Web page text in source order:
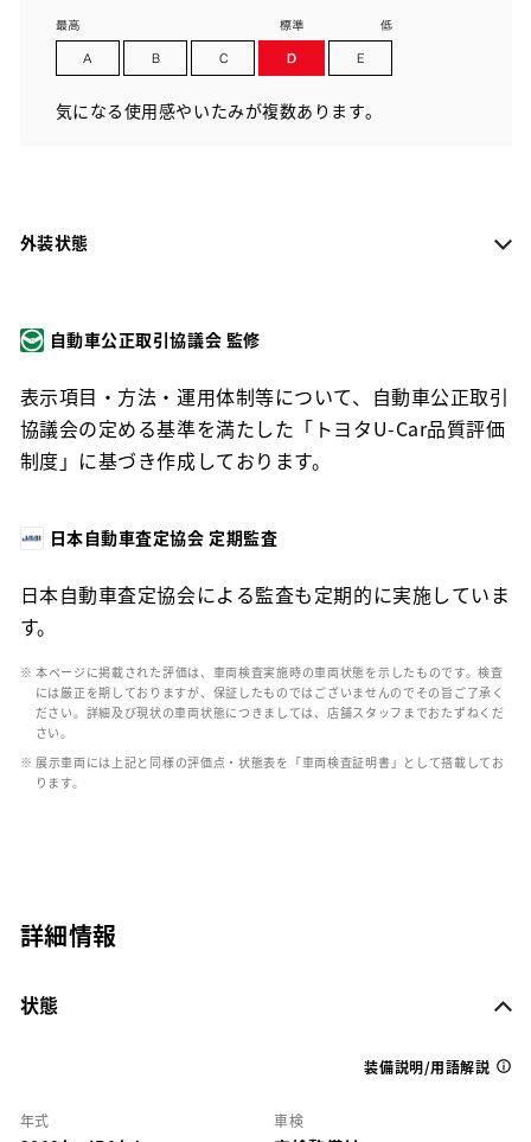
気になる使用感やいたみが複数あります。
外装状態
自動車公正取引協議会 監修
表示項目・方法・運用体制等について、自動車公正取引
協議会の定める基準を満たした「トヨタU-Car品質評価
制度」に基づき作成しております。
日本自動車査定協会 定期監査
日本自動車査定協会による監査も定期的に実施していま
す。
※ 本ページに掲載された評価は、車両検査実施時の車両状態を示したものです。検査
には厳正を期しておりますが、保証したものではございませんのでその旨ご了承く
ださい。詳細及び現状の車両状態につきましては、店舗スタッフまでおたずねくだ
さい。
※ 展示車両には上記と同様の評価点・状態表を「車両検査証明書」として搭載してお
ります。
詳細情報
状態
装備説明/用語解説
年式 車検